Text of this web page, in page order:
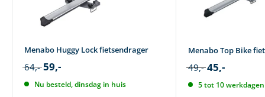
Menabo Huggy Lock fietsendrager
64,- 59,-
Nu besteld, dinsdag in huis
Menabo Top Bike
49,- 45,-
5 tot 10